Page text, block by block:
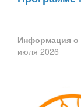
Информация о
июля 2026